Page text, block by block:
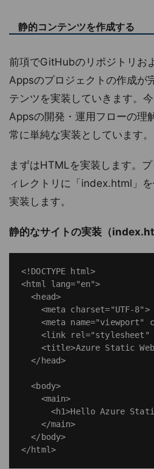
静的コンテンツを作成する
前項でGitHubのリポジトリお
Appsのプロジェクトの作成が
テンツを実装していきます。
Appsの開発・運用フローの理
常に単純な実装としています。
まずはHTMLを実装します。
ィレクトリに「index.html」
実装します。
静的なサイトの実装（
<!DOCTYPE html>
<html lang="en">
  <head>
    <meta charset="UTF-8">
<meta name="viewport"
<link rel="stylesheet"
<title>Azure Static
  </head>
  <body>
    <main>
<h1>Hello Azure
    </main>
  </body>
</html>